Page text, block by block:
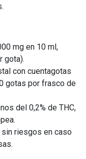
mg en 10 ml,
gota).
con cuentagotas
gotas por frasco de
del 0,2% de THC,
riesgos en caso